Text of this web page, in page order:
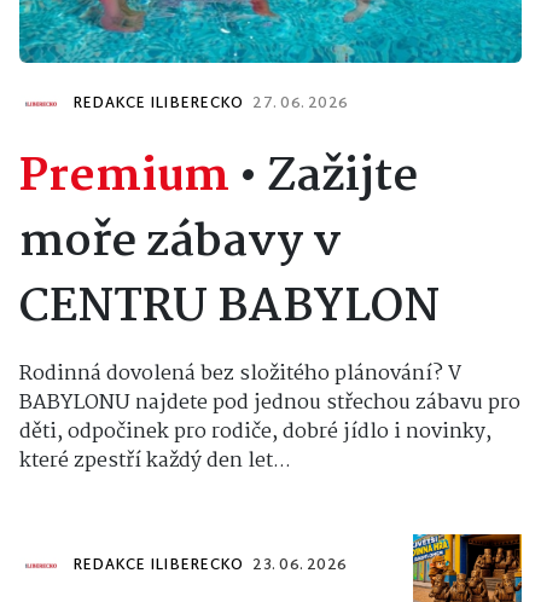
REDAKCE ILIBERECKO 27. 06. 2026
Premium•Zažijte
moře zábavy v
CENTRU BABYLON
Rodinná dovolená bez složitého plánování? V
BABYLONU najdete pod jednou střechou zábavu pro
děti, odpočinek pro rodiče, dobré jídlo i novinky,
které zpestří každý den let...
REDAKCE ILIBERECKO 23. 06. 2026